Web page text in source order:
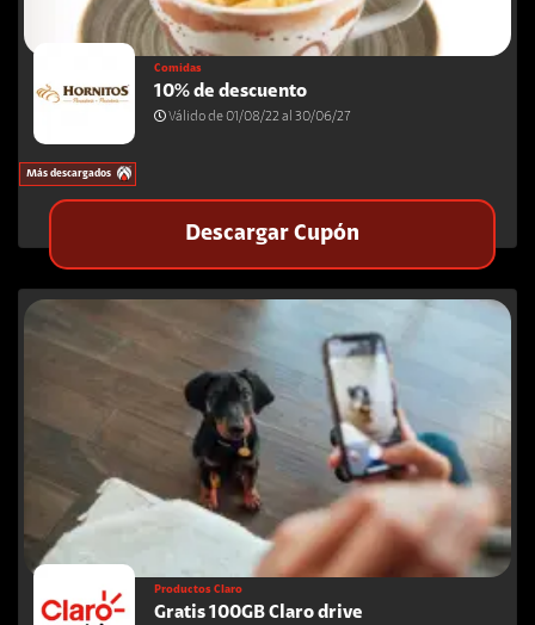
Más descargados
Comidas
10% de descuento
Válido de 01/08/22 al 30/06/27
Descargar Cupón
Productos Claro
Gratis 100GB Claro drive